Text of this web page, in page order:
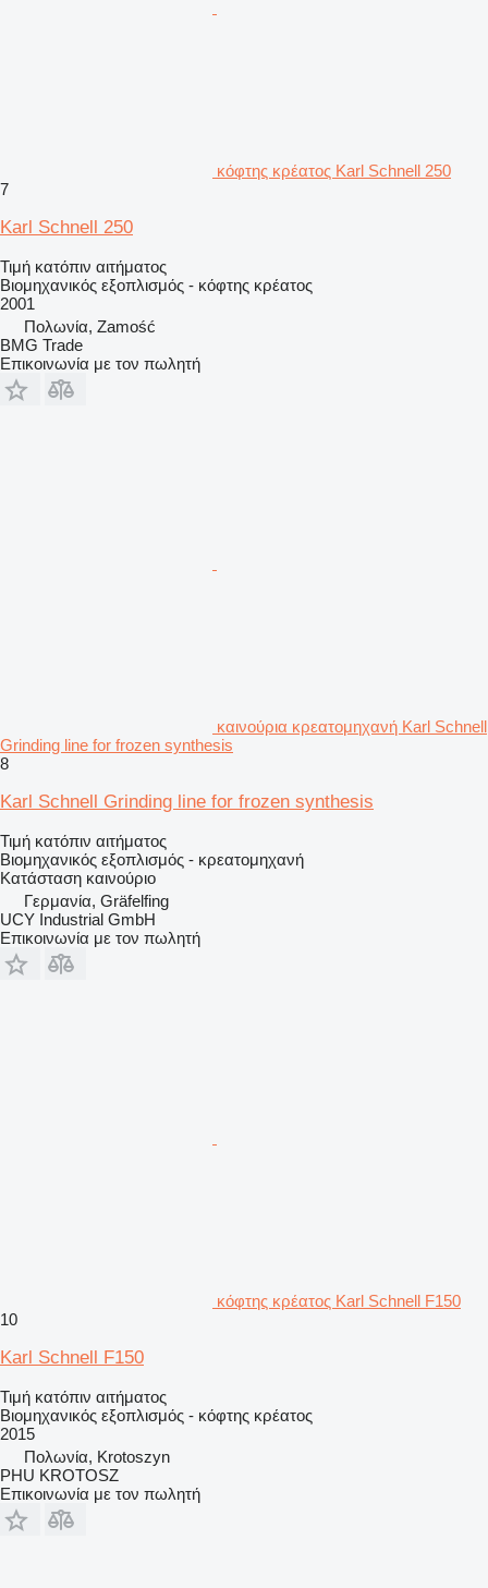
κόφτης κρέατος Karl Schnell 250
7
Karl Schnell 250
Τιμή κατόπιν αιτήματος
Βιομηχανικός εξοπλισμός - κόφτης κρέατος
2001
Πολωνία, Zamość
BMG Trade
Επικοινωνία με τον πωλητή
καινούρια κρεατομηχανή Karl Schnell
Grinding line for frozen synthesis
8
Karl Schnell Grinding line for frozen synthesis
Τιμή κατόπιν αιτήματος
Βιομηχανικός εξοπλισμός - κρεατομηχανή
Κατάσταση καινούριο
Γερμανία, Gräfelfing
UCY Industrial GmbH
Επικοινωνία με τον πωλητή
κόφτης κρέατος Karl Schnell F150
10
Karl Schnell F150
Τιμή κατόπιν αιτήματος
Βιομηχανικός εξοπλισμός - κόφτης κρέατος
2015
Πολωνία, Krotoszyn
PHU KROTOSZ
Επικοινωνία με τον πωλητή